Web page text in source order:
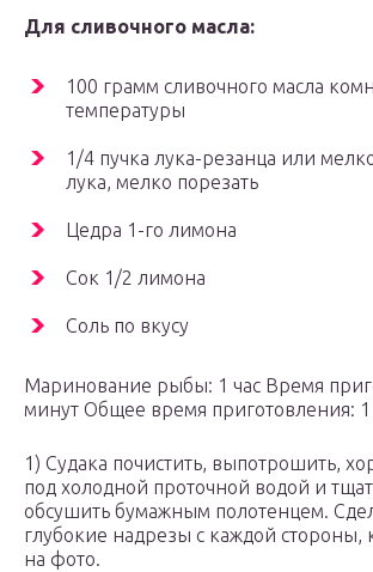
Для сливочного масла:
100 грамм сливочного масла
температуры
1/4 пучка лука-резанца или
лука, мелко порезать
Цедра 1-го лимона
Сок 1/2 лимона
Соль по вкусу
Маринование рыбы: 1 час Время
минут Общее время приготовления: 1
1) Судака почистить, выпотрошить,
под холодной проточной водой и
обсушить бумажным полотенцем.
глубокие надрезы с каждой стороны,
на фото.